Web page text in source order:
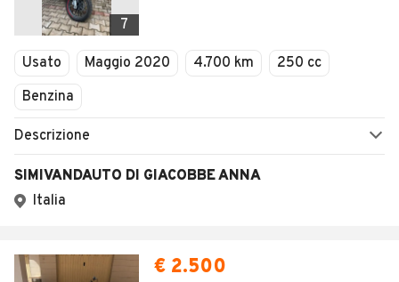
7
Usato Maggio 2020 4.700 km
250 cc
Benzina
Descrizione
SIMIVANDAUTO DI GIACOBBE ANNA
Italia
€ 2.500